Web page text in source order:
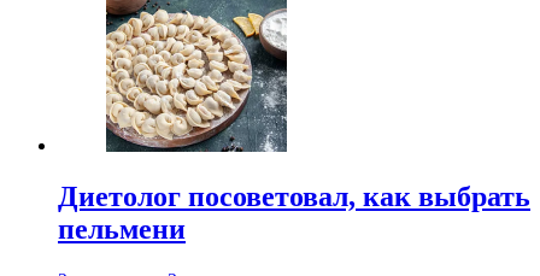
Диетолог посоветовал, как выбрать
пельмени